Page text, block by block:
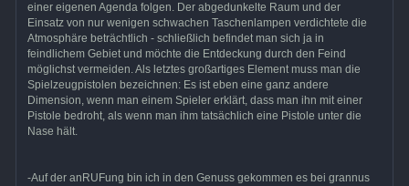
einer eigenen Agenda folgen. Der abgedunkelte Raum und der
Einsatz von nur wenigen schwachen Taschenlampen verdichtete die
Atmosphäre beträchtlich - schließlich befindet man sich ja in
feindlichem Gebiet und möchte die Entdeckung durch den Feind
möglichst vermeiden. Als letztes großartiges Element muss man die
Spielzeugpistolen bezeichnen: Es ist eben eine ganz andere
Dimension, wenn man einem Spieler erklärt, dass man ihn mit einer
Pistole bedroht, als wenn man ihm tatsächlich eine Pistole unter die
Nase hält.
-Auf der anRUFung bin ich in den Genuss gekommen es bei grannus